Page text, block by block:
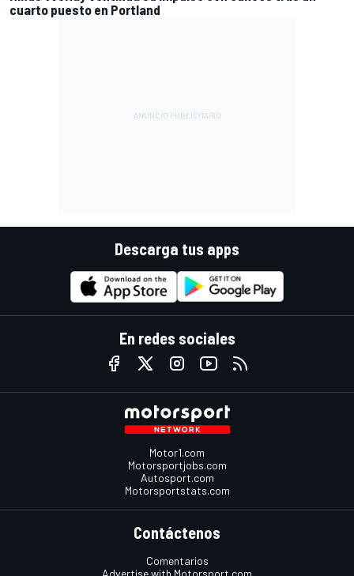
cuarto puesto en Portland
Descarga tus apps
En redes sociales
Motor1.com
Motorsportjobs.com
Autosport.com
Motorsportstats.com
Contáctenos
Comentarios
Advertise with Motorsport.com